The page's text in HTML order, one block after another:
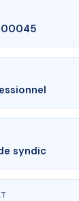
syndic